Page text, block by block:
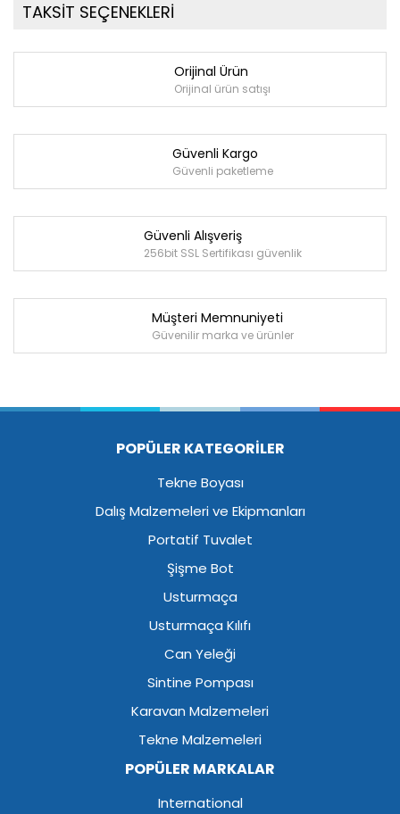
TAKSİT SEÇENEKLERİ
Orijinal Ürün
Orijinal ürün satışı
Güvenli Kargo
Güvenli paketleme
Güvenli Alışveriş
256bit SSL Sertifikası güvenlik
Müşteri Memnuniyeti
Güvenilir marka ve ürünler
POPÜLER KATEGORİLER
Tekne Boyası
Dalış Malzemeleri ve Ekipmanları
Portatif Tuvalet
Şişme Bot
Usturmaça
Usturmaça Kılıfı
Can Yeleği
Sintine Pompası
Karavan Malzemeleri
Tekne Malzemeleri
POPÜLER MARKALAR
International